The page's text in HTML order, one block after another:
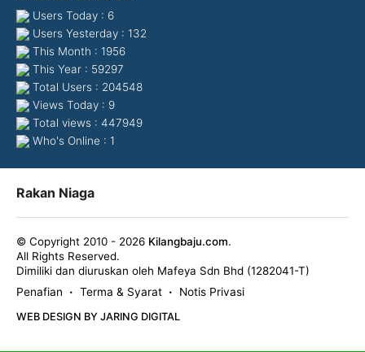
Users Today : 6
Users Yesterday : 132
This Month : 1956
This Year : 59297
Total Users : 204548
Views Today : 9
Total views : 447949
Who's Online : 1
Rakan Niaga
© Copyright 2010 - 2026 Kilangbaju.com.
All Rights Reserved.
Dimiliki dan diuruskan oleh Mafeya Sdn Bhd (1282041-T)
Penafian
• Terma & Syarat • Notis Privasi
WEB DESIGN BY JARING DIGITAL